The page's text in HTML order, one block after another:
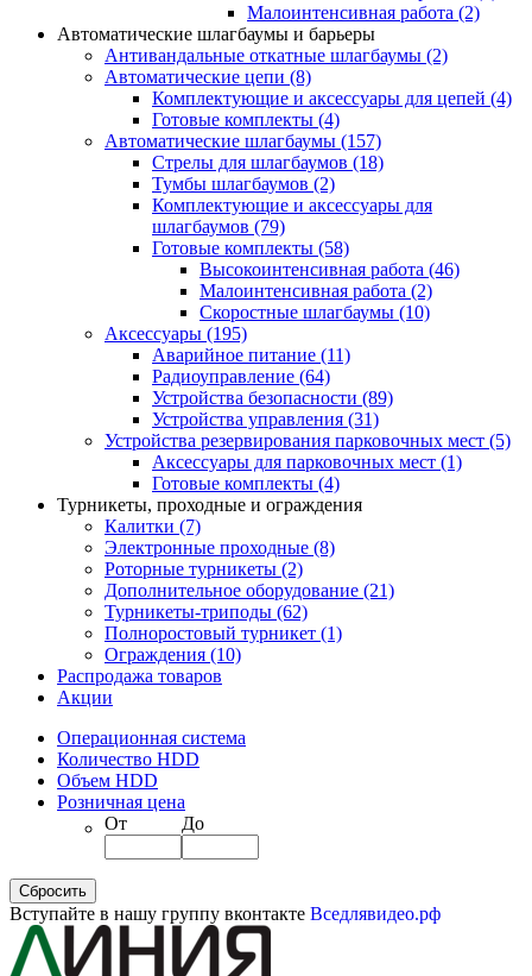
Малоинтенсивная работа (2)
Автоматические шлагбаумы и барьеры
Антивандальные откатные шлагбаумы (2)
Автоматические цепи (8)
Комплектующие и аксессуары для цепей (4)
Готовые комплекты (4)
Автоматические шлагбаумы (157)
Стрелы для шлагбаумов (18)
Тумбы шлагбаумов (2)
Комплектующие и аксессуары для
шлагбаумов (79)
Готовые комплекты (58)
Высокоинтенсивная работа (46)
Малоинтенсивная работа (2)
Скоростные шлагбаумы (10)
Аксессуары (195)
Аварийное питание (11)
Радиоуправление (64)
Устройства безопасности (89)
Устройства управления (31)
Устройства резервирования парковочных мест (5)
Аксессуары для парковочных мест (1)
Готовые комплекты (4)
Турникеты, проходные и ограждения
Калитки (7)
Электронные проходные (8)
Роторные турникеты (2)
Дополнительное оборудование (21)
Турникеты-триподы (62)
Полноростовый турникет (1)
Ограждения (10)
Распродажа товаров
Акции
Операционная система
Количество HDD
Объем HDD
Розничная цена
От
До
Вступайте в нашу группу вконтакте Вседлявидео.рф